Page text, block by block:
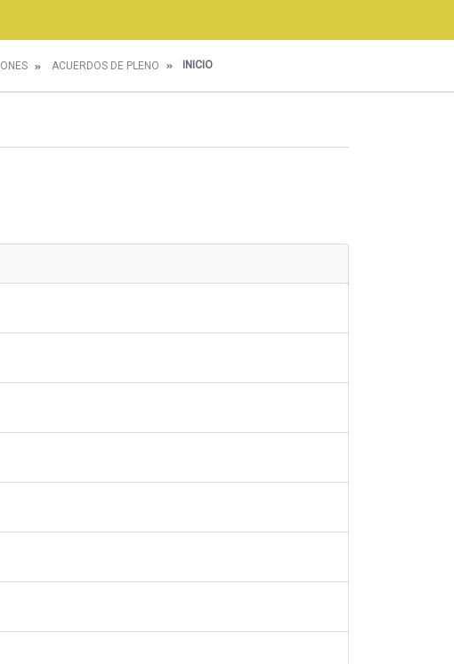
ACUERDOS DE PLENO INICIO